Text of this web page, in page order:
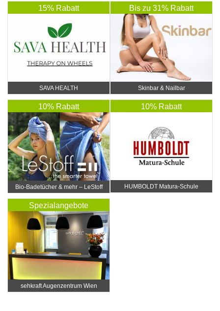
15% Rabatt
SAVA HEALTH
Bis zu 31% Rabatt
Skinbar & Nailbar
10% Rabatt
Bio-Badetücher & mehr – LeStoff
10% Rabatt
HUMBOLDT Matura-Schule
Spezialangebote
sehkraft Augenzentrum Wien